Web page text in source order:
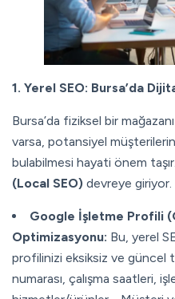
1. Yerel SEO: Bursa’da
Bursa’da fiziksel bir
varsa, potansiyel
bulabilmesi hayati önem
(Local SEO) devreye giriyor.
Google İşletme Profili
Optimizasyonu: Bu, yerel
profilinizi eksiksiz ve
numarası, çalışma saatleri,